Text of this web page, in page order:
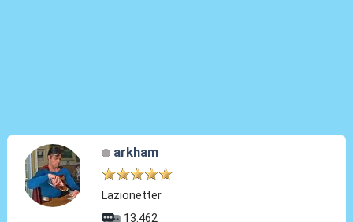
arkham
Lazionetter
13.462